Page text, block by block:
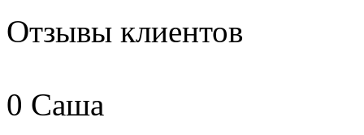
Отзывы клиентов
0 Саша